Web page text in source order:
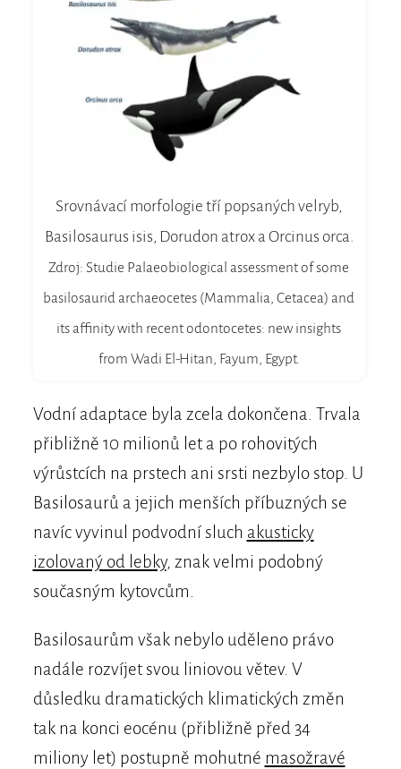
Srovnávací morfologie tří popsaných velryb,
Basilosaurus isis, Dorudon atrox a Orcinus orca.
Zdroj: Studie Palaeobiological assessment of some
basilosaurid archaeocetes (Mammalia, Cetacea) and
its affinity with recent odontocetes: new insights
from Wadi El-Hitan, Fayum, Egypt.
Vodní adaptace byla zcela dokončena. Trvala
přibližně 10 milionů let a po rohovitých
výrůstcích na prstech ani srsti nezbylo stop. U
Basilosaurů a jejich menších příbuzných se
navíc vyvinul podvodní sluch akusticky
izolovaný od lebky, znak velmi podobný
současným kytovcům.
Basilosaurům však nebylo uděleno právo
nadále rozvíjet svou liniovou větev. V
důsledku dramatických klimatických změn
tak na konci eocénu (přibližně před 34
miliony let) postupně mohutné masožravé